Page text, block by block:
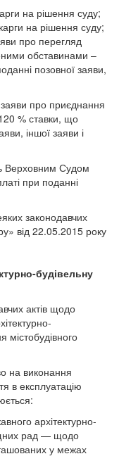
на рішення суду;
на рішення суду;
про перегляд
обставинами –
позовної заяви,
про приєднання
% ставки, що
іншої заяви і
Верховним Судом
при поданні
законодавчих
від 22.05.2015 року
будівельну
актів щодо
містобудівного
на виконання
в експлуатацію
архітектурно-
рад — щодо
у межах